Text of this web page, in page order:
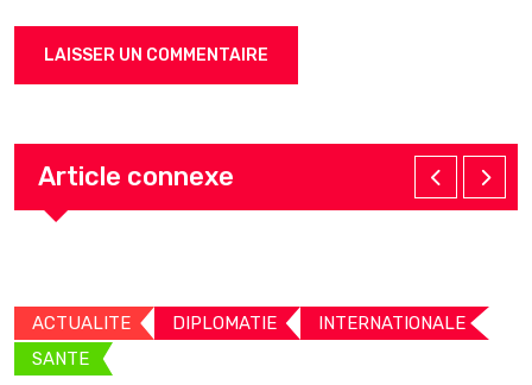
Article connexe
ACTUALITE DIPLOMATIE
INTERNATIONALE
SANTE